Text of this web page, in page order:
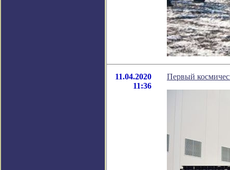
11.04.2020
11:36
Первый